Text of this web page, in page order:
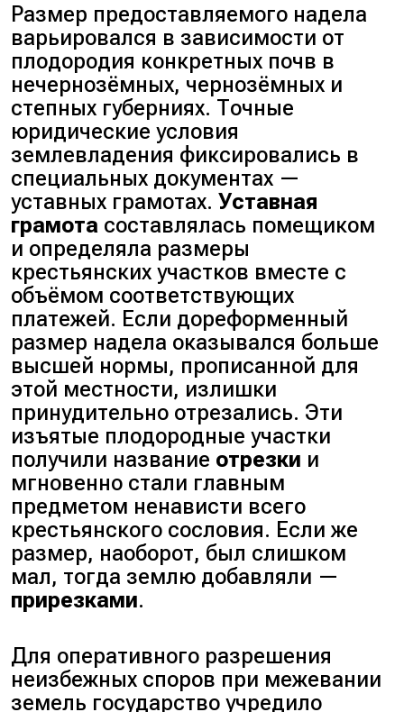
Размер предоставляемого надела
варьировался в зависимости от
плодородия конкретных почв в
нечернозёмных, чернозёмных и
степных губерниях. Точные
юридические условия
землевладения фиксировались в
специальных документах —
уставных грамотах.Уставная
грамота составлялась помещиком
и определяла размеры
крестьянских участков вместе с
объёмом соответствующих
платежей. Если дореформенный
размер надела оказывался больше
высшей нормы, прописанной для
этой местности, излишки
принудительно отрезались. Эти
изъятые плодородные участки
получили название отрезки и
мгновенно стали главным
предметом ненависти всего
крестьянского сословия. Если же
размер, наоборот, был слишком
мал, тогда землю добавляли —
прирезками.
Для оперативного разрешения
неизбежных споров при межевании
земель государство учредило